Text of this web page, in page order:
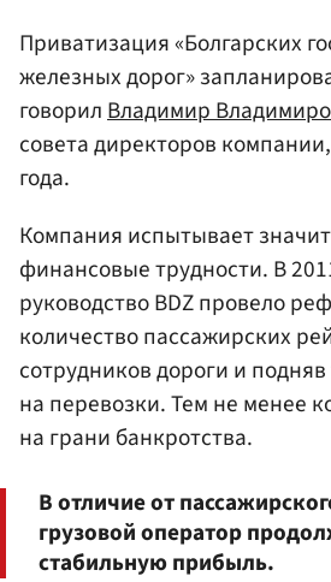
Приватизация «Болгарских
железных дорог»
говорилВладимир
совета директоров
года.
Компания испытывает
финансовые трудности. В
руководство BDZ провело
количество пассажирских
сотрудников дороги и
на перевозки. Тем не менее
на грани банкротства.
В отличие от
грузовой оператор
стабильную прибыль.